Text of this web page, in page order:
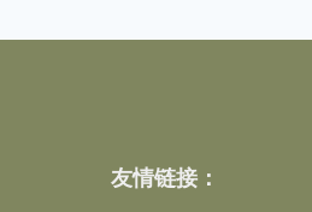
友情链接：